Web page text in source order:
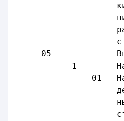
ких лиц-
ника выплаты
ра по перечню,
ством
05
1        Налог на
01   Налог на
денные товары,
ные услуги на